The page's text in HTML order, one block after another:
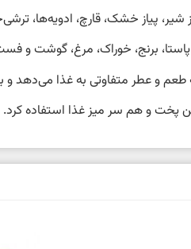
پیاز خشک، قارچ، ادویه‌ها،
برنج، خوراک، مرغ، گوشت و
و عطر متفاوتی به غذا می‌دهد و
و هم سر میز غذا استفاده کرد.